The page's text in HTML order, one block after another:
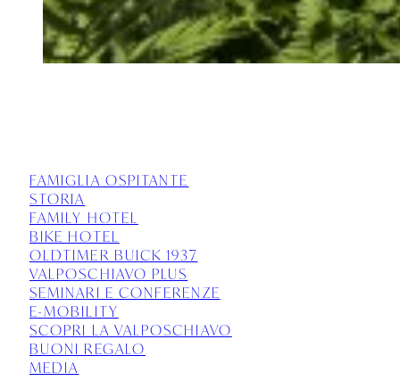
FAMIGLIA OSPITANTE
STORIA
FAMILY HOTEL
BIKE HOTEL
OLDTIMER BUICK 1937
VALPOSCHIAVO PLUS
SEMINARI E CONFERENZE
E-MOBILITY
SCOPRI LA VALPOSCHIAVO
BUONI REGALO
MEDIA